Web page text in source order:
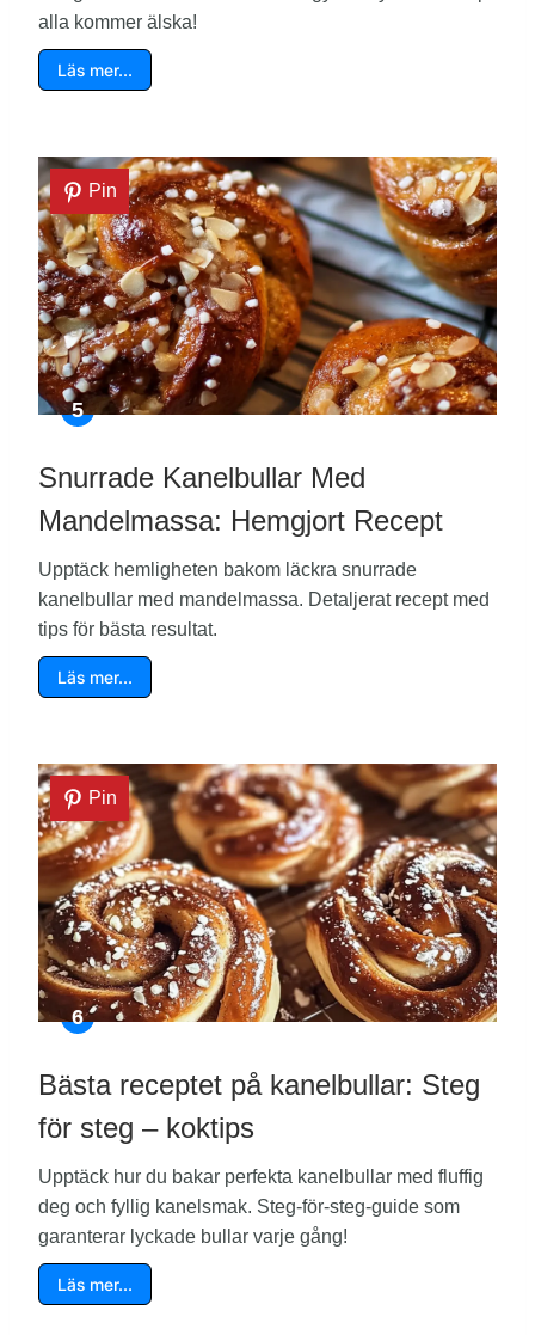
alla kommer älska!
Läs mer…
Pin
Snurrade Kanelbullar Med
Mandelmassa: Hemgjort Recept
Upptäck hemligheten bakom läckra snurrade
kanelbullar med mandelmassa. Detaljerat recept med
tips för bästa resultat.
Läs mer…
Pin
Bästa receptet på kanelbullar: Steg
för steg – koktips
Upptäck hur du bakar perfekta kanelbullar med fluffig
deg och fyllig kanelsmak. Steg-för-steg-guide som
garanterar lyckade bullar varje gång!
Läs mer…